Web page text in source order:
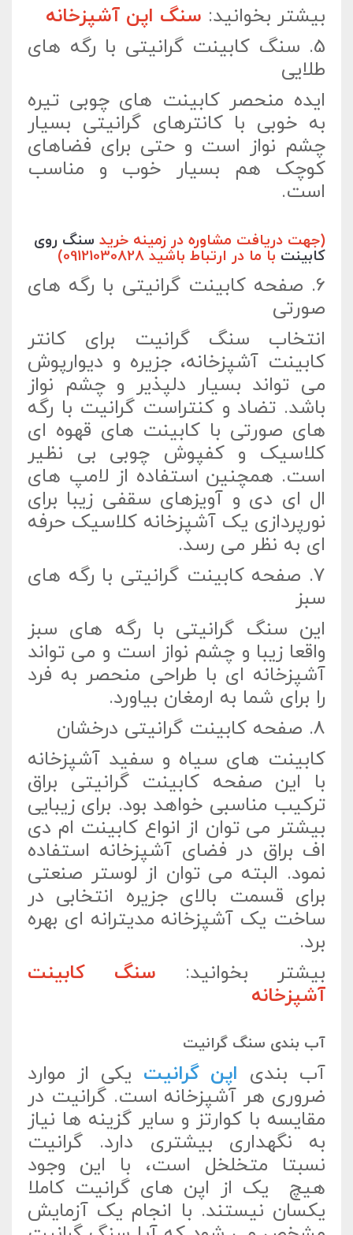
بیشتر بخوانید: سنگ اپن آشپزخانه
5. سنگ کابینت گرانیتی با رگه های
طلایی
ایده منحصر کابینت های چوبی تیره
به خوبی با کانترهای گرانیتی بسیار
چشم نواز است و حتی برای فضاهای
کوچک هم بسیار خوب و مناسب
است.
(جهت دریافت مشاوره در زمینه خرید سنگ روی
کابینت با ما در ارتباط باشید 09121030828)
6. صفحه کابینت گرانیتی با رگه های
صورتی
انتخاب سنگ گرانیت برای کانتر
کابینت آشپزخانه، جزیره و دیوارپوش
می تواند بسیار دلپذیر و چشم نواز
باشد. تضاد و کنتراست گرانیت با رگه
های صورتی با کابینت های قهوه ای
کلاسیک و کفپوش چوبی بی نظیر
است. همچنین استفاده از لامپ های
ال ای دی و آویزهای سقفی زیبا برای
نورپردازی یک آشپزخانه کلاسیک حرفه
ای به نظر می رسد.
7. صفحه کابینت گرانیتی با رگه های
سبز
این سنگ گرانیتی با رگه های سبز
واقعا زیبا و چشم نواز است و می تواند
آشپزخانه ای با طراحی منحصر به فرد
را برای شما به ارمغان بیاورد.
8. صفحه کابینت گرانیتی درخشان
کابینت های سیاه و سفید آشپزخانه
با این صفحه کابینت گرانیتی براق
ترکیب مناسبی خواهد بود. برای زیبایی
بیشتر می توان از انواع کابینت ام دی
اف براق در فضای آشپزخانه استفاده
نمود. البته می توان از لوستر صنعتی
برای قسمت بالای جزیره انتخابی در
ساخت یک آشپزخانه مدیترانه ای بهره
برد.
بیشتر بخوانید: سنگ کابینت
آشپزخانه
آب بندی سنگ گرانیت
آب بندی اپن گرانیت یکی از موارد
ضروری هر آشپزخانه است. گرانیت در
مقایسه با کوارتز و سایر گزینه ها نیاز
به نگهداری بیشتری دارد. گرانیت
نسبتا متخلخل است، با این وجود
هیچ یک از اپن های گرانیت کاملا
یکسان نیستند. با انجام یک آزمایش